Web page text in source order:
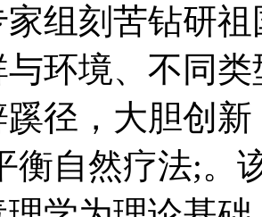
家组刻苦钻研
环境、不同
径，大胆创
衡自然疗法;。